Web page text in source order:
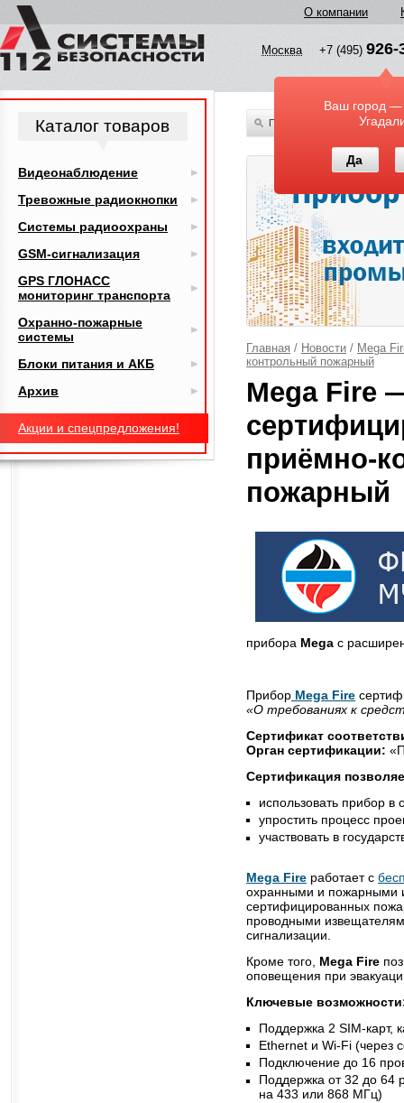
О компании
Москва +7 (495) 926-
Ваш город —
Да
По всему каталогу
Главная / Новости / Mega
контрольный пожарный
Mega Fire
приёмно-
пожарный
прибора Mega с
Прибор Mega Fire
«О требованиях к
Сертификат
Орган сертификации:
Сертификация
использовать прибор в
упростить процесс
участвовать в
Mega Fire работает с
охранными и пожарными
сертифицированных
проводными
сигнализации.
Кроме того, Mega Fire
оповещения при
Ключевые
Поддержка 2 SIM-карт,
Ethernet и Wi-Fi (через
Подключение до 16
Поддержка от 32 до 64
на 433 или 868 МГц)
Каталог товаров
Видеонаблюдение
Тревожные радиокнопки
Системы радиоохраны
GSM-сигнализация
GPS ГЛОНАСС
мониторинг транспорта
Охранно-пожарные
системы
Блоки питания и АКБ
Архив
Акции и спецпредложения!